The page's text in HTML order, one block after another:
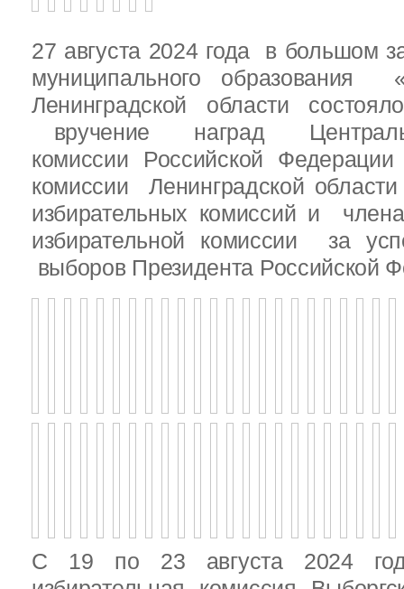
27 августа 2024 года в большом
муниципального образования
Ленинградской области
вручение наград
комиссии Российской
комиссии Ленинградской
избирательных комиссий и
избирательной комиссии за
выборов Президента Российской
С 19 по 23 августа 2024